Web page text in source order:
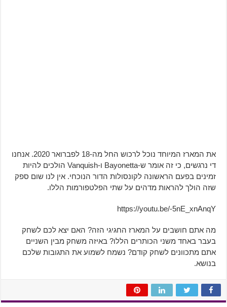
את המארז המיוחד נוכל לרכוש החל מה-18 לפברואר 2020. אנחנו
די נרגשים, כי זה אומר ש-Bayonetta ו-Vanquish הולכים להיות
זמינים בפעם הראשונה לקונסולות הדור הנוכחי. אין לנו שום ספק
שזה הולך להראות מדהים על שתי הפלטפורמות הללו.
https://youtu.be/-5nE_xnAnqY
מה אתם חושבים על המארז החגיגי הזה? האם יצא לכם לשחק
בעבר באחד משני הכותרים הללו? באיזה משחק מבין השניים
אתם מתכוונים לשחק קודם? נשמח לשמוע את התגובות שלכם
בנושא.